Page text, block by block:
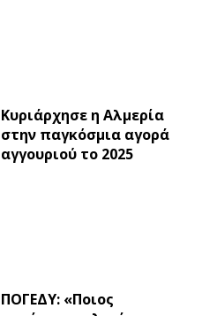
Κυριάρχησε η Αλμερία
στην παγκόσμια αγορά
αγγουριού το 2025
ΠΟΓΕΔΥ: «Ποιος